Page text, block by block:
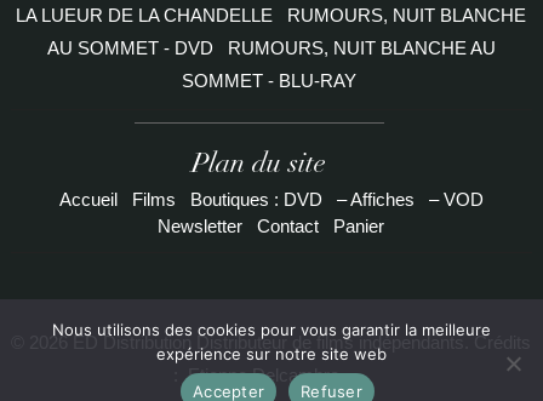
LA LUEUR DE LA CHANDELLE
RUMOURS, NUIT BLANCHE
AU SOMMET - DVD
RUMOURS, NUIT BLANCHE AU
SOMMET - BLU-RAY
Plan du site
Accueil Films Boutiques : DVD – Affiches
– VOD
Newsletter
Contact Panier
© 2026 ED Distribution Distributeur de films indépendants. Crédits
Etienne Delcambre
Nous utilisons des cookies pour vous garantir la meilleure
expérience sur notre site web
Accepter
Refuser